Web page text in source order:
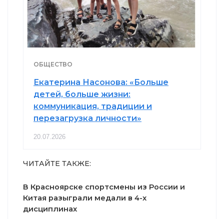
ОБЩЕСТВО
Екатерина Насонова: «Больше
детей, больше жизни:
коммуникация, традиции и
перезагрузка личности»
20.07.2026
ЧИТАЙТЕ ТАКЖЕ:
В Красноярске спортсмены из России и
Китая разыграли медали в 4-х
дисциплинах